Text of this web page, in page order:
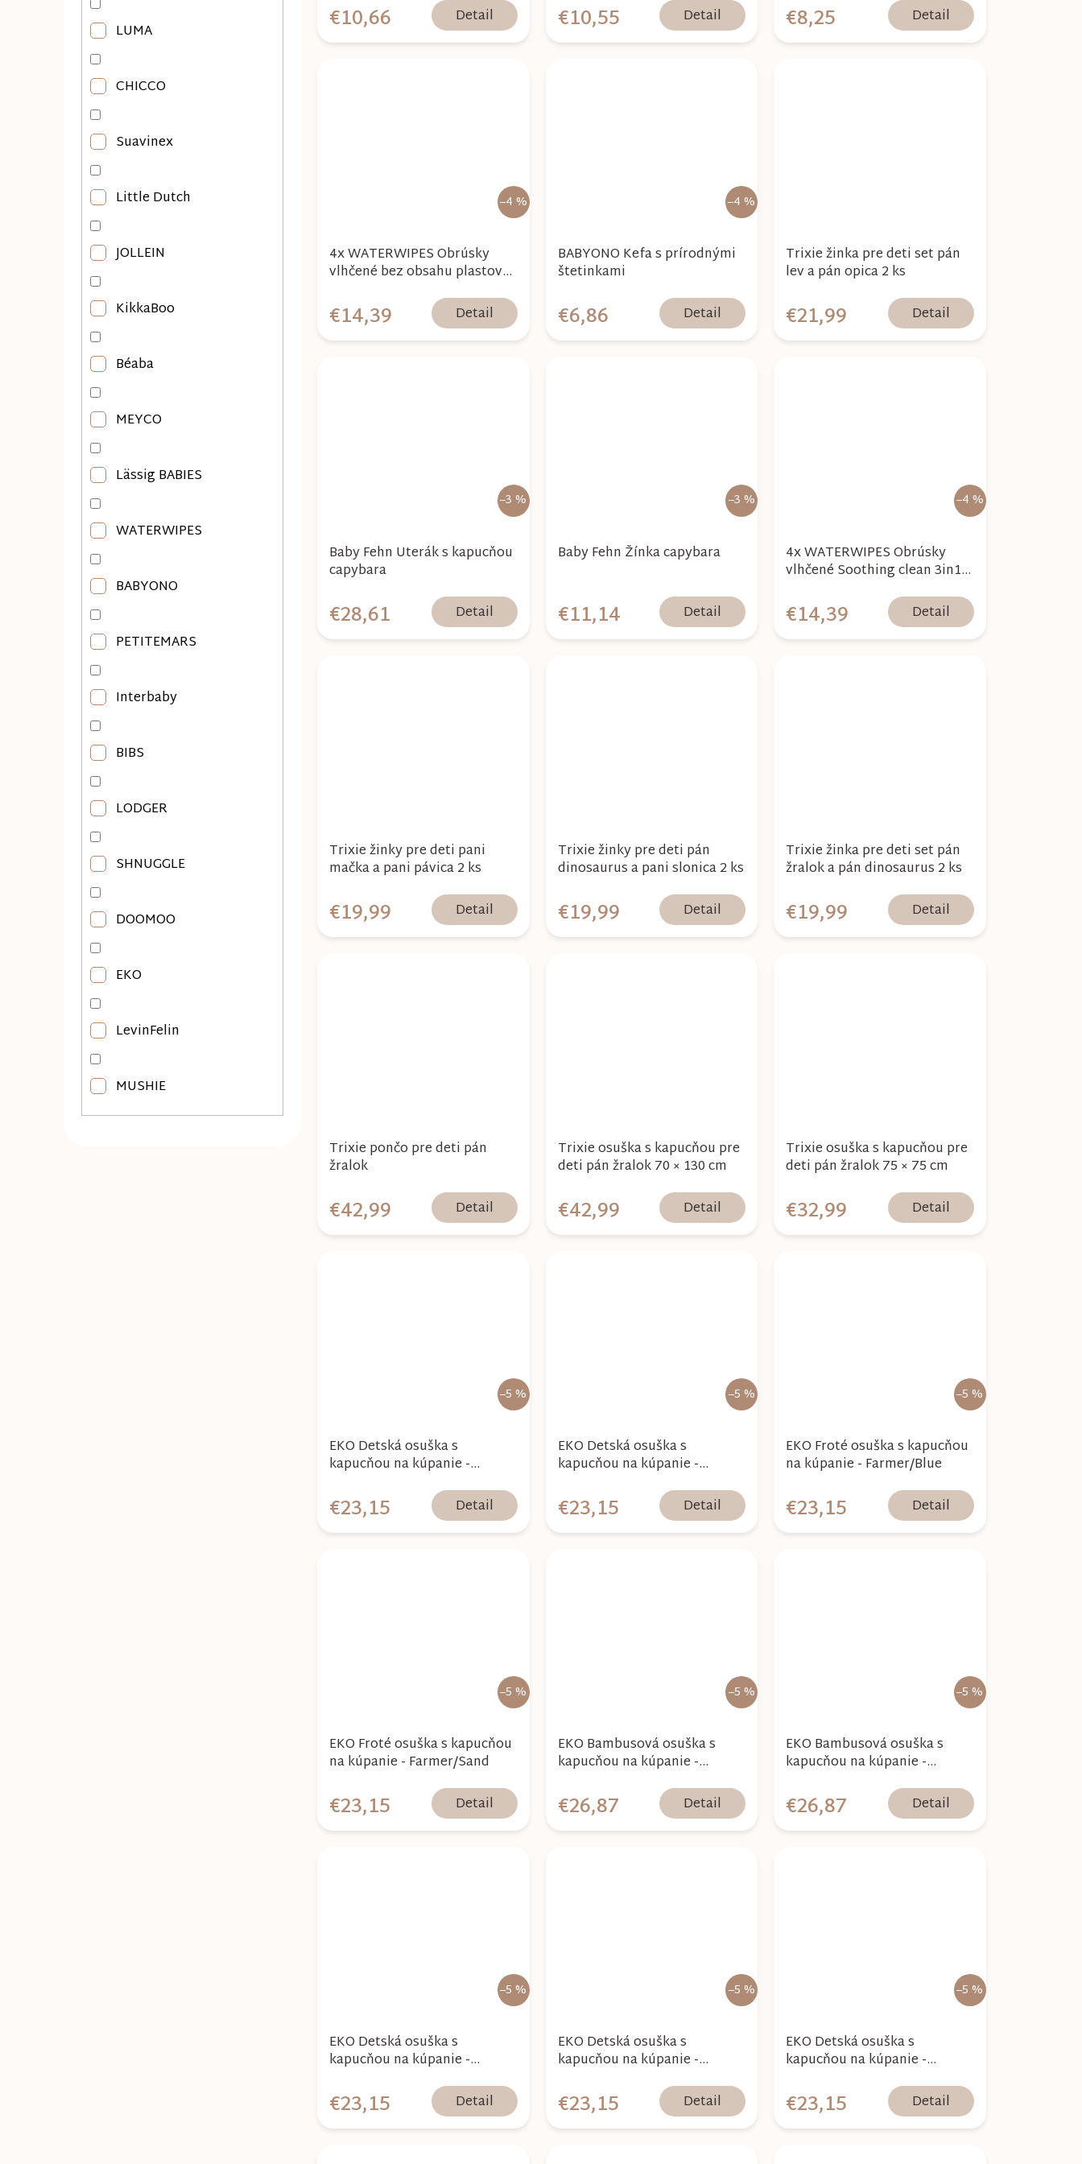
LUMA
CHICCO
Suavinex
Little Dutch
JOLLEIN
KikkaBoo
Béaba
MEYCO
Lässig BABIES
WATERWIPES
BABYONO
PETITEMARS
Interbaby
BIBS
LODGER
SHNUGGLE
DOOMOO
EKO
LevinFelin
MUSHIE
€10,66 Detail €10,55 Detail €8,25 Detail
–4 %
4x WATERWIPES Obrúsky
vlhčené bez obsahu plastov
€14,39 Detail
–4 %
BABYONO Kefa s prírodnými
štetinkami
€6,86 Detail
Trixie žinka pre deti set pán
lev a pán opica 2 ks
€21,99 Detail
–3 %
Baby Fehn Uterák s kapucňou
capybara
€28,61 Detail
–3 %
Baby Fehn Žínka capybara
€11,14 Detail
–4 %
4x WATERWIPES Obrúsky
vlhčené Soothing clean 3in1
Chobotnička Zdarma
€14,39 Detail
Trixie žinky pre deti pani
mačka a pani pávica 2 ks
€19,99 Detail
Trixie žinky pre deti pán
dinosaurus a pani slonica 2 ks
€19,99 Detail
Trixie žinka pre deti set pán
žralok a pán dinosaurus 2 ks
€19,99 Detail
Trixie pončo pre deti pán
žralok
€42,99 Detail
Trixie osuška s kapucňou pre
deti pán žralok 70 × 130 cm
€42,99 Detail
Trixie osuška s kapucňou pre
deti pán žralok 75 × 75 cm
€32,99 Detail
–5 %
EKO Detská osuška s
kapucňou na kúpanie -
€23,15 Detail
–5 %
EKO Detská osuška s
kapucňou na kúpanie -
€23,15 Detail
–5 %
EKO Froté osuška s kapucňou
na kúpanie - Farmer/Blue
€23,15 Detail
–5 %
EKO Froté osuška s kapucňou
na kúpanie - Farmer/Sand
€23,15 Detail
–5 %
EKO Bambusová osuška s
kapucňou na kúpanie -
€26,87 Detail
–5 %
EKO Bambusová osuška s
kapucňou na kúpanie -
€26,87 Detail
–5 %
EKO Detská osuška s
kapucňou na kúpanie -
€23,15 Detail
–5 %
EKO Detská osuška s
kapucňou na kúpanie -
€23,15 Detail
–5 %
EKO Detská osuška s
kapucňou na kúpanie -
€23,15 Detail